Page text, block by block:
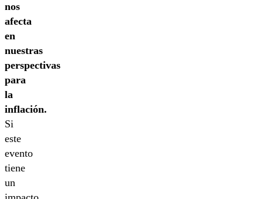
nos
afecta
en
nuestras
perspectivas
para
la
inflación.
Si
este
evento
tiene
un